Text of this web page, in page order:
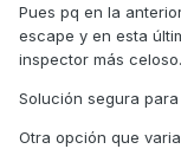
Alguien sabe
si la pasó con el
Pues pq en la
escape y en esta
inspector más celoso.
Solución segura
Otra opción que